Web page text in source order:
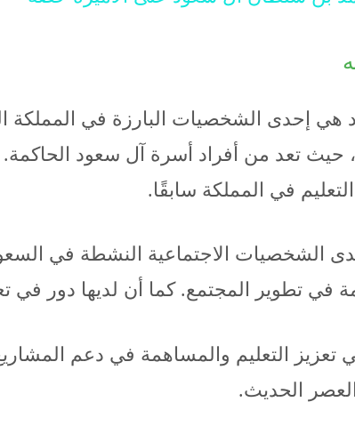
إحدى الشخصيات البارزة في المملكة
حيث تعد من أفراد أسرة آل سعود
في المملكة سابقًا.
الشخصيات الاجتماعية النشطة في
تطوير المجتمع. كما أن لديها دور في
تعزيز التعليم والمساهمة في دعم
الحديث.